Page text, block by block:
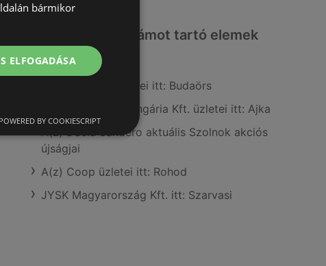
Érdeklődésre számot tartó elemek
itt:
A(z) Euronics üzletei itt: Budaörs
A(z) Fressnapf-Hungária Kft. üzletei itt: Ajka
A(z) Dacia Sandero aktuális Szolnok akciós
újságjai
A(z) Coop üzletei itt: Rohod
JYSK Magyarország Kft. itt: Szarvasi
bármikor
ELFOGADÁSA
POWERED BY COOKIESCRIPT